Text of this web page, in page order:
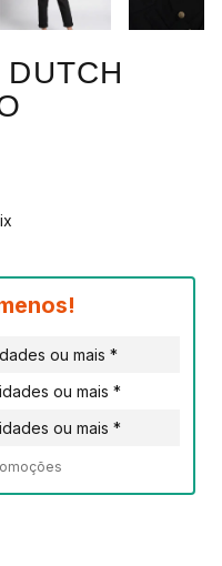
ou mais *
ou mais *
ou mais *